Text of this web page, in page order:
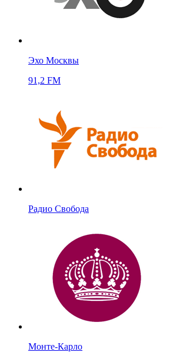
Эхо Москвы
91,2 FM
Радио Свобода
Монте-Карло